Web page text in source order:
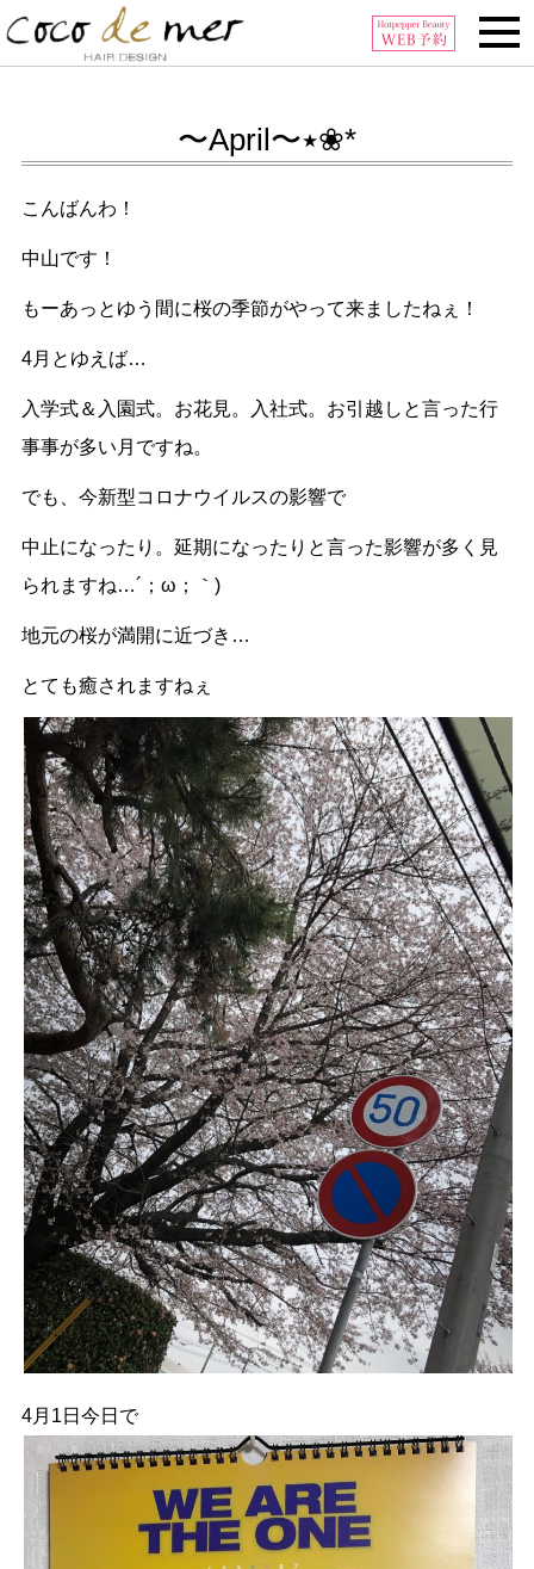
Tel:0296-32-6006
〜April〜٭❀*
こんばんわ！
中山です！
もーあっとゆう間に桜の季節がやって来ましたねぇ！
4月とゆえば…
入学式＆入園式。お花見。入社式。お引越しと言った行
事事が多い月ですね。
でも、今新型コロナウイルスの影響で
中止になったり。延期になったりと言った影響が多く見
られますね…´；ω；｀)
地元の桜が満開に近づき…
とても癒されますねぇ
4月1日今日で